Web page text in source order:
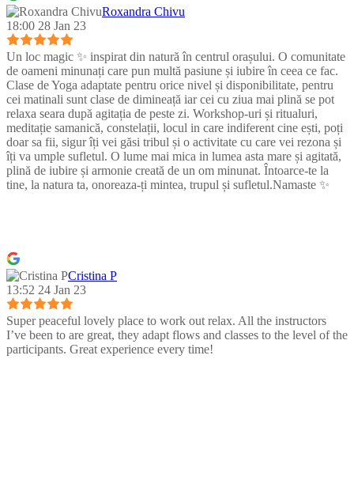
Roxandra Chivu
18:00 28 Jan 23
Un loc magic ✨ inspirat din natură în centrul orașului. O comunitate
de oameni minunați care pun multă pasiune și iubire în ceea ce fac.
Clase de Yoga adaptate pentru orice nivel și disponibilitate, pentru
cei matinali sunt clase de dimineață iar cei cu ziua mai plină se pot
relaxa seara după agitația de peste zi. Workshop-uri și ritualuri,
meditație samanică, constelații, locul in care indiferent cine ești, poți
doar sa fii, sigur îți vei găsi tribul și o activitate cu care vei rezona și
îți va umple sufletul. O lume mai mica in lumea asta mare și agitată,
plină de iubire și armonie creată de un om minunat. Întoarce-te la
tine, la natura ta, onoreaza-ți mintea, trupul și sufletul.Namaste ✨
Cristina P
13:52 24 Jan 23
Super peaceful lovely place to work out relax. All the instructors
I’ve been to are great, they adapt flows and classes to the level of the
participants. Great experience every time!